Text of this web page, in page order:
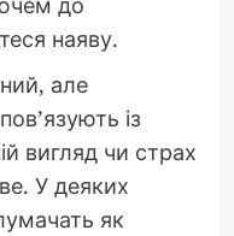
наяву.
але
із
вигляд чи страх
У деяких
як